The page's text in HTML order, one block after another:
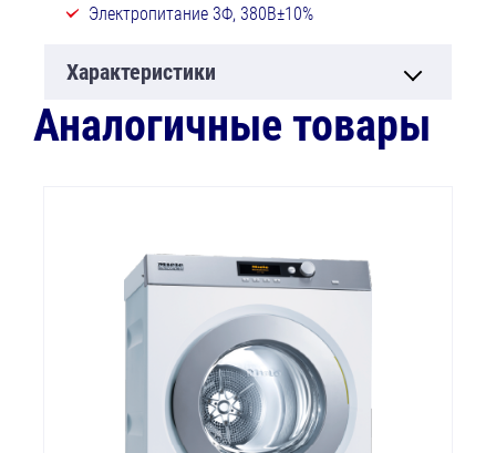
Электропитание 3Ф, 380В±10%
Характеристики
Аналогичные товары